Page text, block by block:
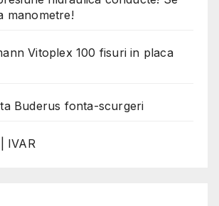
manometre!
Vitoplex 100 fisuri in placa
Buderus fonta-scurgeri
IVAR